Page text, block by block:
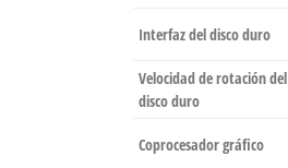
Interfaz del disco duro
Velocidad de rotación del
disco duro
Coprocesador gráfico